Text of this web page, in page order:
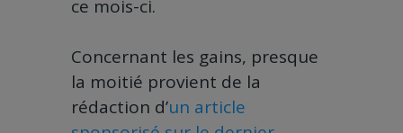
ce mois-ci.
Concernant les gains, presque
la moitié provient de la
rédaction d’un article